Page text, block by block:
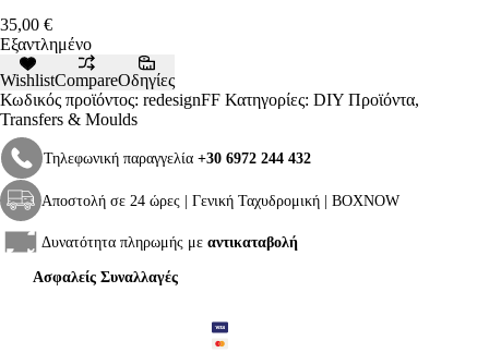
35,00 €
Εξαντλημένο
WishlistCompareΟδηγίες
Κωδικός προϊόντος: redesignFF Κατηγορίες: DIY Προϊόντα,
Transfers & Moulds
Τηλεφωνική παραγγελία +30 6972 244 432
Αποστολή σε 24 ώρες | Γενική Ταχυδρομική | BOXNOW
Δυνατότητα πληρωμής με αντικαταβολή
Ασφαλείς Συναλλαγές